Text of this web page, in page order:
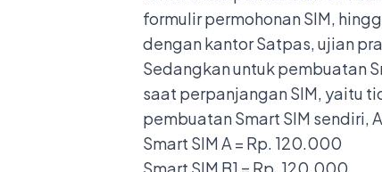
formulir permohonan SIM,
dengan kantor Satpas, ujian
Sedangkan untuk pembuatan
saat perpanjangan SIM, yaitu
pembuatan Smart SIM sendiri,
Smart SIM A = Rp. 120.000